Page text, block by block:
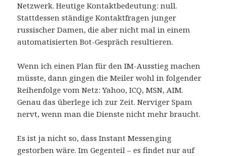
Netzwerk. Heutige Kontaktbedeutung: null.
Stattdessen ständige Kontaktfragen junger
russischer Damen, die aber nicht mal in einem
automatisierten Bot-Gespräch resultieren.
Wenn ich einen Plan für den IM-Ausstieg machen
müsste, dann gingen die Meiler wohl in folgender
Reihenfolge vom Netz: Yahoo, ICQ, MSN, AIM.
Genau das überlege ich zur Zeit. Nerviger Spam
nervt, wenn man die Dienste nicht mehr braucht.
Es ist ja nicht so, dass Instant Messenging
gestorben wäre. Im Gegenteil – es findet nur auf